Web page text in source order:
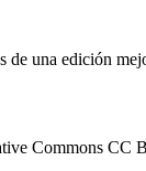
una edición
Commons